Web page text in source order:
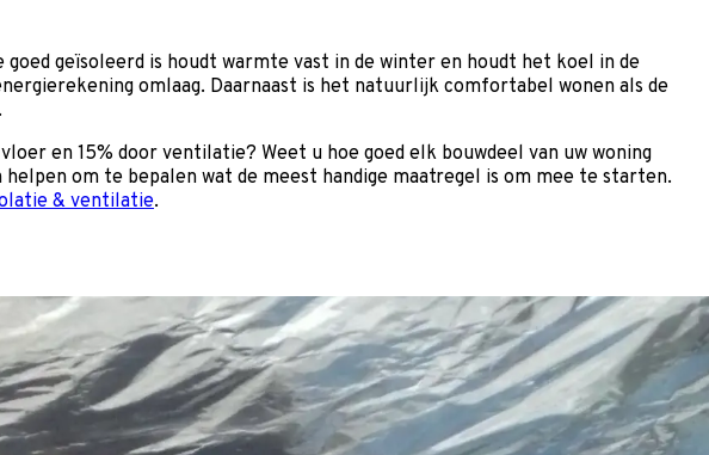
geïsoleerd is houdt warmte vast in de winter en houdt het koel in de
omlaag. Daarnaast is het natuurlijk comfortabel wonen als de
en 15% door ventilatie? Weet u hoe goed elk bouwdeel van uw woning
om te bepalen wat de meest handige maatregel is om mee te starten.
& ventilatie.